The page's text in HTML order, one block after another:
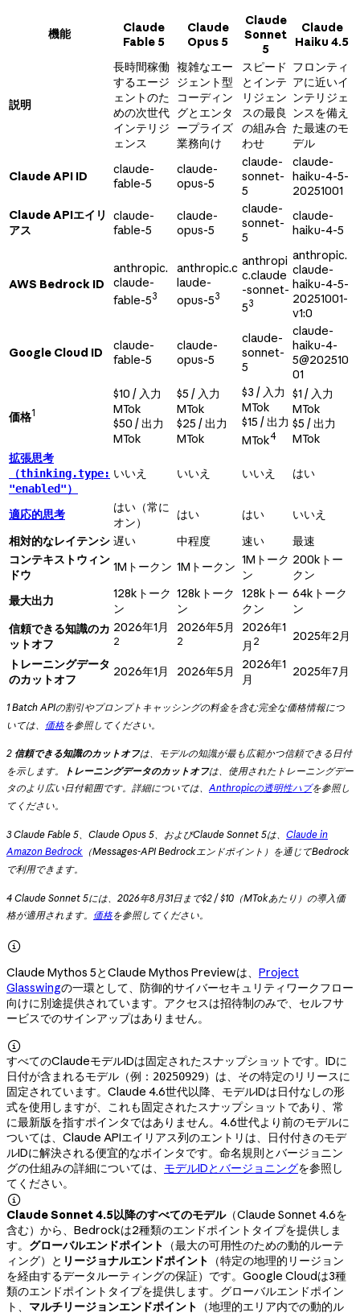
機能
Claude
Fable 5
Claude
Opus 5
Claude
Sonnet
5
Claude
Haiku 4.5
説明
長時間稼働
するエージ
ェントのた
めの次世代
インテリジ
ェンス
複雑なエー
ジェント型
コーディン
グとエンタ
ープライズ
業務向け
スピード
とインテ
リジェン
スの最良
の組み合
わせ
フロンティ
アに近いイ
ンテリジェ
ンスを備え
た最速のモ
デル
Claude API ID
claude-
fable-5
claude-
opus-5
claude-
sonnet-
5
claude-
haiku-4-5-
20251001
Claude APIエイリ
アス
claude-
fable-5
claude-
opus-5
claude-
sonnet-
5
claude-
haiku-4-5
AWS Bedrock ID
anthropic.
claude-
fable-53
anthropic.c
laude-
opus-53
anthropi
c.claude
-sonnet-
53
anthropic.
claude-
haiku-4-5-
20251001-
v1:0
Google Cloud ID
claude-
fable-5
claude-
opus-5
claude-
sonnet-
5
claude-
haiku-4-
5@202510
01
価格1
$10 / 入力
MTok
$50 / 出力
MTok
$5 / 入力
MTok
$25 / 出力
MTok
$3 / 入力
MTok
$15 / 出力
MTok4
$1 / 入力
MTok
$5 / 出力
MTok
拡張思考
（thinking.type:
"enabled"）
いいえ いいえ いいえ はい
適応的思考
はい（常に
オン）
はい はい
いいえ
相対的なレイテンシ 遅い 中程度 速い
最速
コンテキストウィン
ドウ
1Mトークン 1Mトークン 1Mトーク
ン
200kトー
クン
最大出力
128kトーク
ン
128kトーク
ン
128kトー
クン
64kトーク
ン
信頼できる知識のカ
ットオフ
2026年1月
2
2026年5月
2
2026年1
月 2
2025年2月
トレーニングデータ
のカットオフ
2026年1月 2026年5月
2026年1
月
2025年7月
1 Batch APIの割引やプロンプトキャッシングの料金を含む完全な価格情報につ
いては、 価格を参照してください。
2 信頼できる知識のカットオフは、モデルの知識が最も広範かつ信頼できる日付
を示します。
トレーニングデータのカットオフは、使用されたトレーニングデー
タのより広い日付範囲です。詳細については、 Anthropicの透明性ハブを参照し
てください。
3 Claude Fable 5、Claude Opus 5、およびClaude Sonnet 5は、 Claude in
Amazon Bedrock （Messages-API Bedrockエンドポイント）を通じてBedrock
で利用できます。
4 Claude Sonnet 5には、2026年8月31日まで$2 / $10（MTokあたり）の導入価
格が適用されます。 価格を参照してください。

Claude Mythos 5とClaude Mythos Previewは、 Project
Glasswingの一環として、防御的サイバーセキュリティワークフロー
向けに別途提供されています。アクセスは招待制のみで、セルフサ
ービスでのサインアップはありません。

すべてのClaudeモデルIDは固定されたスナップショットです。IDに
日付が含まれるモデル（例： 20250929）は、その特定のリリースに
固定されています。Claude 4.6世代以降、モデルIDは日付なしの形
式を使用しますが、これも固定されたスナップショットであり、常
に最新版を指すポインタではありません。4.6世代より前のモデルに
ついては、Claude APIエイリアス列のエントリは、日付付きのモデ
ルIDに解決される便宜的なポインタです。命名規則とバージョニン
グの仕組みの詳細については、 モデルIDとバージョニングを参照し
てください。

Claude Sonnet 4.5以降のすべてのモデル（Claude Sonnet 4.6を
含む）から、Bedrockは2種類のエンドポイントタイプを提供しま
す。 グローバルエンドポイント
（最大の可用性のための動的ルーテ
ィング）と リージョナルエンドポイント
（特定の地理的リージョン
を経由するデータルーティングの保証）です。Google Cloudは3種
類のエンドポイントタイプを提供します。グローバルエンドポイン
ト、 マルチリージョンエンドポイント （地理的エリア内での動的ル